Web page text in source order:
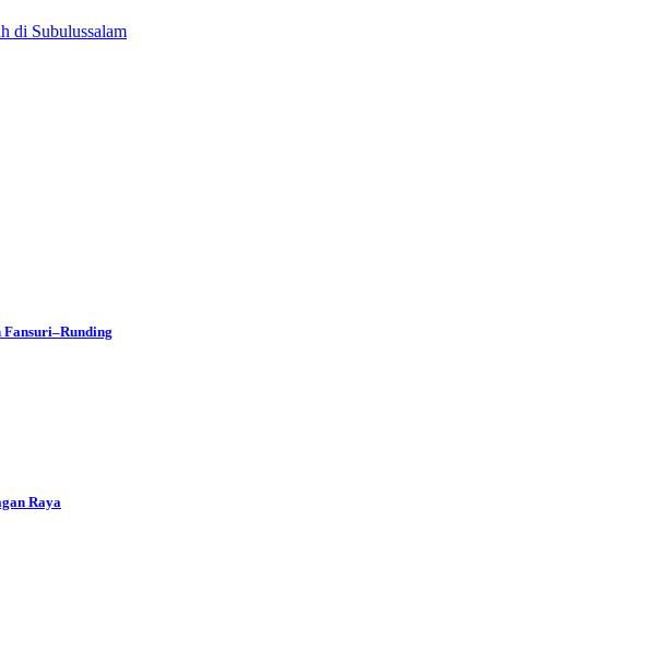
di Subulussalam
Raya